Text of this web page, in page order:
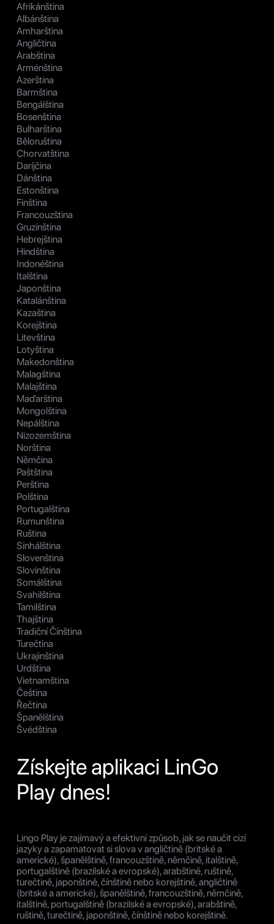
Afrikánština
Albánština
Amharština
Angličtina
Arabština
Arménština
Azerština
Barmština
Bengálština
Bosenština
Bulharština
Běloruština
Chorvatština
Daríjčina
Dánština
Estonština
Finština
Francouzština
Gruzínština
Hebrejština
Hindština
Indonéština
Italština
Japonština
Katalánština
Kazaština
Korejština
Litevština
Lotyština
Makedonština
Malagština
Malajština
Maďarština
Mongolština
Nepálština
Nizozemština
Norština
Němčina
Paštština
Perština
Polština
Portugalština
Rumunština
Ruština
Sinhálština
Slovenština
Slovinština
Somálština
Svahilština
Tamilština
Thajština
Tradiční Čínština
Turečtina
Ukrajinština
Urdština
Vietnamština
Čeština
Řečtina
Španělština
Švédština
Získejte aplikaci LinGo
Play dnes!
Lingo Play je zajímavý a efektivní způsob, jak se naučit cizí
jazyky a zapamatovat si slova v angličtině (britské a
americké), španělštině, francouzštině, němčině, italštině,
portugalštině (brazilské a evropské), arabštině, ruštině,
turečtině, japonštině, čínštině nebo korejštině, angličtině
(britské a americké), španělštině, francouzštině, němčině,
italštině, portugalštině (brazilské a evropské), arabštině,
ruštině, turečtině, japonštině, čínštině nebo korejštině.